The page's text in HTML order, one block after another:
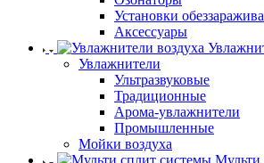
Установки
Аксессуары
Увлажнители
Ультразвуковые
Традиционные
Арома-увлажнители
Промышленные
Мойки воздуха
Мульти